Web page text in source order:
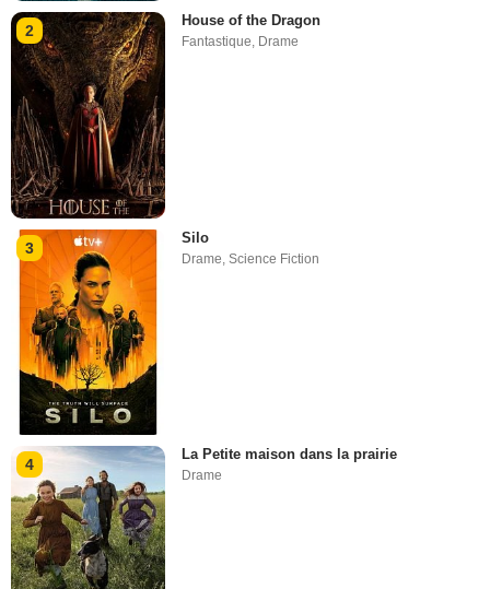
2
House of the Dragon
Fantastique, Drame
3
Silo
Drame ,Science Fiction
4
La Petite maison dans la prairie
Drame